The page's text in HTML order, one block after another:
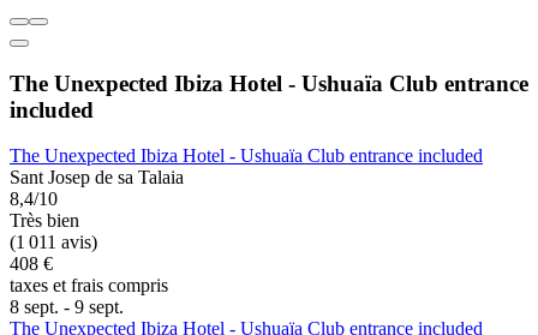
The Unexpected Ibiza Hotel - Ushuaïa Club entrance
included
The Unexpected Ibiza Hotel - Ushuaïa Club entrance included
Sant Josep de sa Talaia
8,4/10
Très bien
(1 011 avis)
408 €
taxes et frais compris
8 sept. - 9 sept.
The Unexpected Ibiza Hotel - Ushuaïa Club entrance included